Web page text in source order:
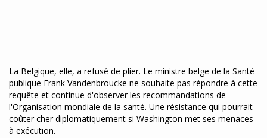
La Belgique, elle, a refusé de plier. Le ministre belge de la Santé
publique Frank Vandenbroucke ne souhaite pas répondre à cette
requête et continue d'observer les recommandations de
l'Organisation mondiale de la santé. Une résistance qui pourrait
coûter cher diplomatiquement si Washington met ses menaces
à exécution.